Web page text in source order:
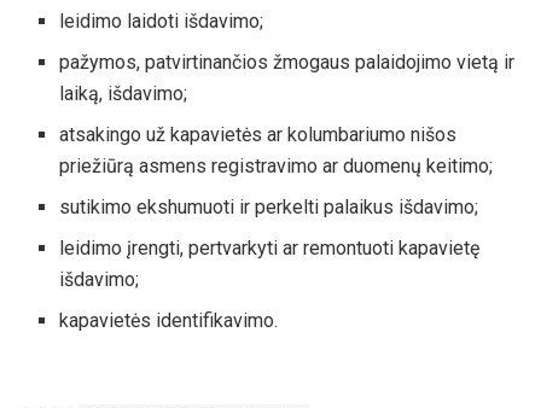
leidimo laidoti išdavimo;
pažymos, patvirtinančios žmogaus palaidojimo vietą ir
laiką, išdavimo;
atsakingo už kapavietės ar kolumbariumo nišos
priežiūrą asmens registravimo ar duomenų keitimo;
sutikimo ekshumuoti ir perkelti palaikus išdavimo;
leidimo įrengti, pertvarkyti ar remontuoti kapavietę
išdavimo;
kapavietės identifikavimo.